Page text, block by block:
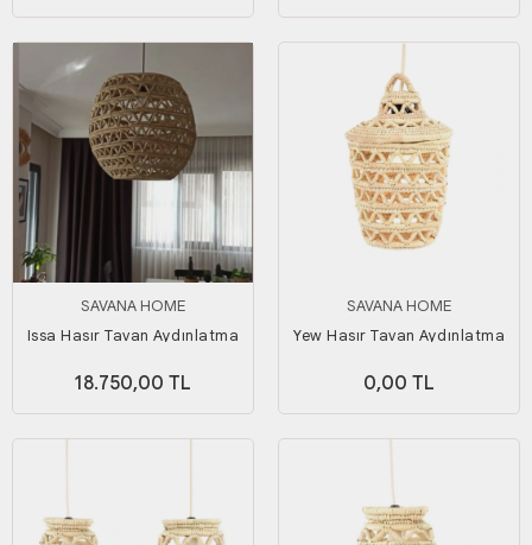
SAVANA HOME
Issa Hasır Tavan Aydınlatma
18.750,00 TL
SAVANA HOME
Yew Hasır Tavan Aydınlatma
0,00 TL